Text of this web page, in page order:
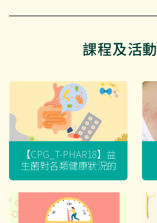
課程及活
【CPG_T-PHAR18】益
生菌對各類健康狀況的
迷思